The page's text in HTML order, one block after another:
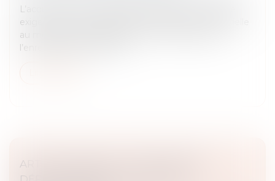
L’acquisition de la nationalité française par mariage
exige une communauté de vie affective et matérielle
au moment de la déclaration. En cas de fraude,
l’enregistrement peut êt...
ART ET HÉRITAGE : LES ŒUVRES DU